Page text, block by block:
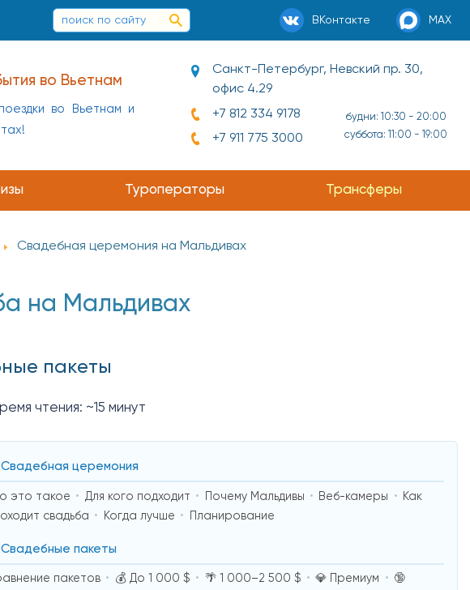
ВКонтакте MAX
во Вьетнам
во Вьетнам и
Санкт-Петербург, Невский пр. 30,
офис 4.29
+7 812 334 9178
+7 911 775 3000
будни: 10:30 - 20:00
суббота: 11:00 - 19:00
Туроператоры Трансферы
Свадебная церемония на Мальдивах
на Мальдивах
пакеты
чтения: ~15 минут
Свадебная церемония
это такое Для кого подходит Почему Мальдивы Веб-камеры
Как
свадьба
Когда лучше Планирование
Свадебные пакеты
пакетов 💰 До 1 000 $ 🌴 1 000–2 500 $ 💎 Премиум
🔞